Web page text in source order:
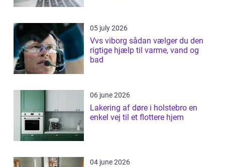
05 july 2026
Vvs viborg sådan vælger du den
rigtige hjælp til varme, vand og
bad
06 june 2026
Lakering af døre i holstebro en
enkel vej til et flottere hjem
04 june 2026